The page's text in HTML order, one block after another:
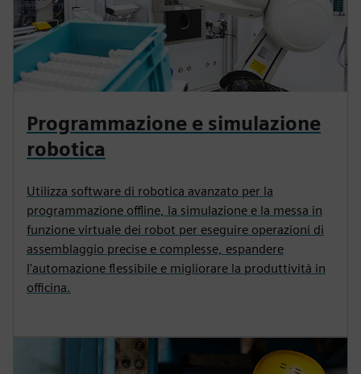
Programmazione e simulazione
robotica
Utilizza software di robotica avanzato per la
programmazione offline, la simulazione e la messa in
funzione virtuale dei robot per eseguire operazioni di
assemblaggio precise e complesse, espandere
l'automazione flessibile e migliorare la produttività in
officina.